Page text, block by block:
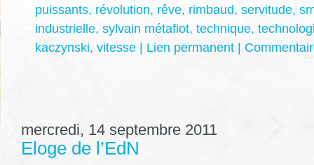
puissants, révolution, rêve, rimbaud, servitude,
industrielle, sylvain métafiot, technique,
kaczynski, vitesse | Lien permanent |
mercredi, 14 septembre 2011
Eloge de l’EdN